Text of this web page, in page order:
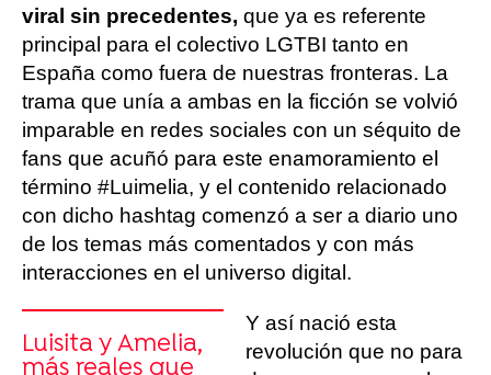
viral sin precedentes, que ya es referente
principal para el colectivo LGTBI tanto en
España como fuera de nuestras fronteras. La
trama que unía a ambas en la ficción se volvió
imparable en redes sociales con un séquito de
fans que acuñó para este enamoramiento el
término #Luimelia, y el contenido relacionado
con dicho hashtag comenzó a ser a diario uno
de los temas más comentados y con más
interacciones en el universo digital.
Luisita y Amelia,
más reales que
Y así nació esta
revolución que no para